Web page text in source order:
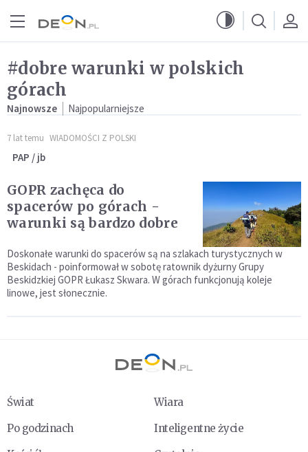
#dobre warunki w polskich
górach
Najnowsze Najpopularniejsze
7 lat temu WIADOMOŚCI Z POLSKI
PAP / jb
GOPR zachęca do
spacerów po górach -
warunki są bardzo dobre
Doskonałe warunki do spacerów są na szlakach turystycznych w
Beskidach - poinformował w sobotę ratownik dyżurny Grupy
Beskidzkiej GOPR Łukasz Skwara. W górach funkcjonują koleje
linowe, jest słonecznie.
Świat
Wiara
Po godzinach
Inteligentne życie